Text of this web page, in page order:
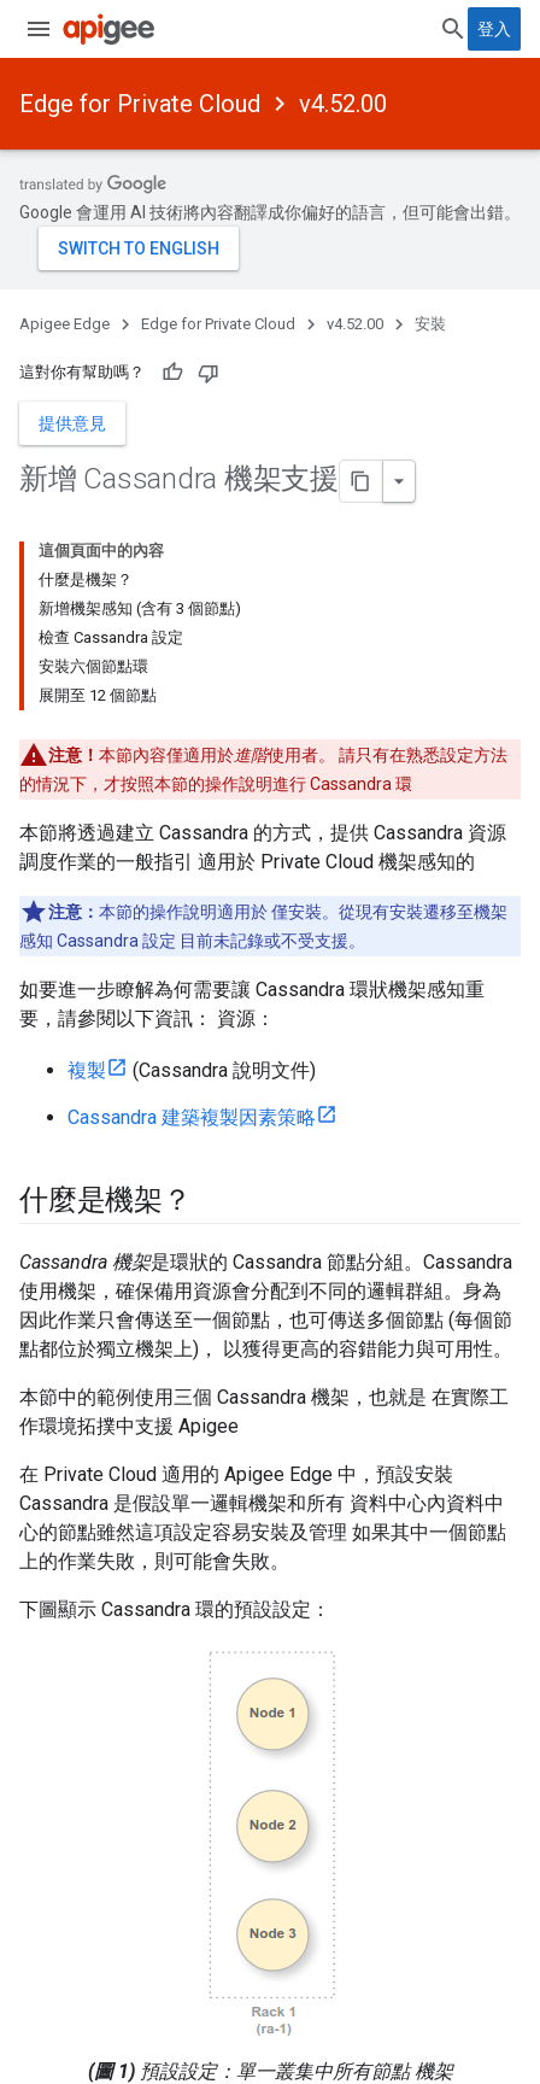
登入
Edge for Private Cloud v4.52.00
Google 會運用 AI 技術將內容翻譯成你偏好的語言，但可能會出錯。
Apigee Edge Edge for Private Cloud v4.52.00 安裝
這對你有幫助嗎？
提供意見
新增 Cassandra 機架支援
這個頁面中的內容
什麼是機架？
新增機架感知 (含有 3 個節點)
檢查 Cassandra 設定
安裝六個節點環
展開至 12 個節點
注意！ 本節內容僅適用於進階使用者。 請只有在熟悉設定方法
的情況下，才按照本節的操作說明進行 Cassandra 環
本節將透過建立 Cassandra 的方式，提供 Cassandra 資源
調度作業的一般指引 適用於 Private Cloud 機架感知的
注意： 本節的操作說明適用於 僅安裝。從現有安裝遷移至機架
感知 Cassandra 設定 目前未記錄或不受支援。
如要進一步瞭解為何需要讓 Cassandra 環狀機架感知重
要，請參閱以下資訊： 資源：
複製 (Cassandra 說明文件)
Cassandra 建築複製因素策略
什麼是機架？
Cassandra 機架是環狀的 Cassandra 節點分組。Cassandra
使用機架，確保備用資源會分配到不同的邏輯群組。身為
因此作業只會傳送至一個節點，也可傳送多個節點 (每個節
點都位於獨立機架上)， 以獲得更高的容錯能力與可用性。
本節中的範例使用三個 Cassandra 機架，也就是 在實際工
作環境拓撲中支援 Apigee
在 Private Cloud 適用的 Apigee Edge 中，預設安裝
Cassandra 是假設單一邏輯機架和所有 資料中心內資料中
心的節點雖然這項設定容易安裝及管理 如果其中一個節點
上的作業失敗，則可能會失敗。
下圖顯示 Cassandra 環的預設設定：
(圖 1) 預設設定：單一叢集中所有節點 機架